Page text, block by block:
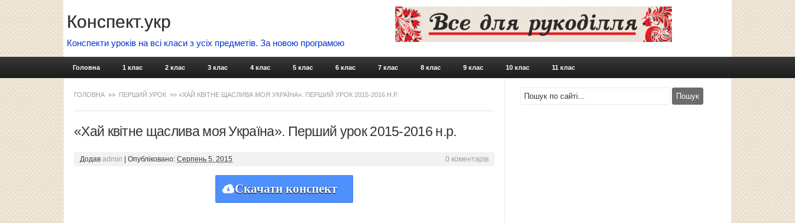
Конспект.укр
Конспекти уроків на всі класи з усіх предметів. За новою програмою
Skip to content
Головна 1 клас 2 клас 3 клас 4 клас 5 клас 6 клас 7 клас 8 клас 9 клас 10 клас 11 клас
ГОЛОВНА »» ПЕРШИЙ УРОК »» «ХАЙ КВІТНЕ ЩАСЛИВА МОЯ УКРАЇНА». ПЕРШИЙ УРОК 2015-2016 Н.Р.
«Хай квітне щаслива моя Україна». Перший урок 2015-2016 н.р.
Додав admin Опубліковано: Серпень 5, 2015 0 коментарів
Скачати конспект